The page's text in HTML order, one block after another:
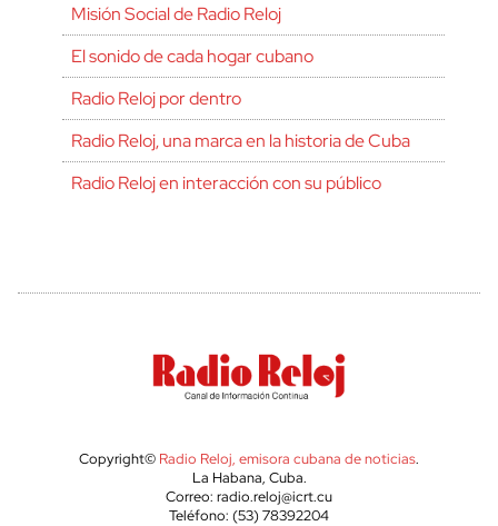
Misión Social de Radio Reloj
El sonido de cada hogar cubano
Radio Reloj por dentro
Radio Reloj, una marca en la historia de Cuba
Radio Reloj en interacción con su público
Copyright© Radio Reloj, emisora cubana de noticias.
La Habana, Cuba.
Correo: radio.reloj@icrt.cu
Teléfono: (53) 78392204